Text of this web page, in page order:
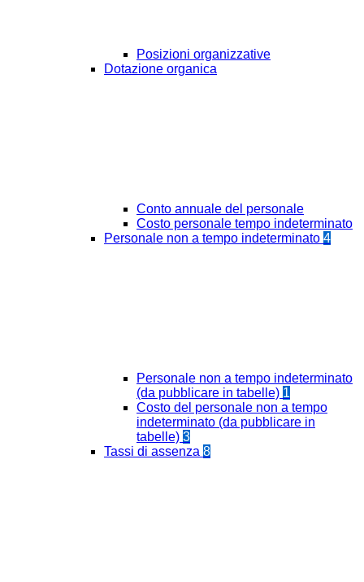
Posizioni organizzative
Dotazione organica
Conto annuale del personale
Costo personale tempo indeterminato
Personale non a tempo indeterminato 4
Personale non a tempo indeterminato
(da pubblicare in tabelle) 1
Costo del personale non a tempo
indeterminato (da pubblicare in
tabelle) 3
Tassi di assenza 8